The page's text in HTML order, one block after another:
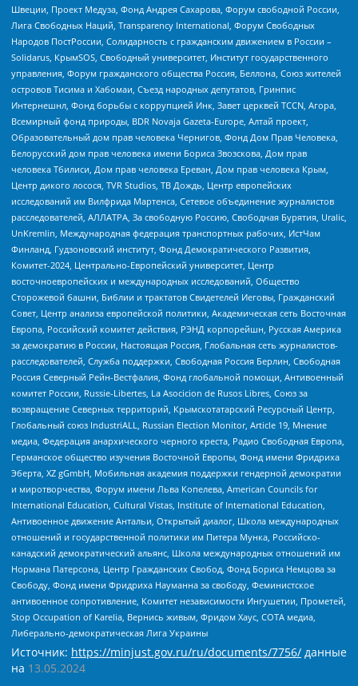
Швеции, Проект Медуза, Фонд Андрея Сахарова, Форум свободной России,
Лига Свободных Наций, Transparеncy International, Форум Свободных
Народов ПостРоссии, Солидарность с гражданским движением в России –
Solidarus, КрымSOS, Свободный университет, Институт государственного
управления, Форум гражданского общества Россия, Беллона, Союз жителей
островов Тисима и Хабомаи, Съезд народных депутатов, Гринпис
Интернешнл, Фонд борьбы с коррупцией Инк, Завет церквей TCCN, Агора,
Всемирный фонд природы, BDR Novaja Gazeta-Europe, Алтай проект,
Образовательный дом прав человека Чернигов, Фонд Дом Прав Человека,
Белорусский дом прав человека имени Бориса Звозскова, Дом прав
человека Тбилиси, Дом прав человека Ереван, Дом прав человека Крым,
Центр дикого лосося, TVR Studios, ТВ Дождь, Центр европейских
исследований им Вилфрида Мартенса, Сетевое объединение журналистов
расследователей, АЛЛАТРА, За свободную Россию, Свободная Бурятия, Uralic,
UnKremlin, Международная федерация транспортных рабочих, ИстЧам
Финланд, Гудзоновский институт, Фонд Демократического Развития,
Комитет-2024, Центрально-Европейский университет, Центр
восточноевропейских и международных исследований, Общество
Сторожевой башни, Библии и трактатов Свидетелей Иеговы, Гражданский
Совет, Центр анализа европейской политики, Академическая сеть Восточная
Европа, Российский комитет действия, РЭНД корпорейшн, Русская Америка
за демократию в России, Настоящая Россия, Глобальная сеть журналистов-
расследователей, Служба поддержки, Свободная Россия Берлин, Свободная
Россия Северный Рейн-Вестфалия, Фонд глобальной помощи, Антивоенный
комитет России, Russie-Libertes, La Asocicion de Rusos Libres, Союз за
возвращение Северных территорий, Крымскотатарский Ресурсный Центр,
Глобальный союз IndustriALL, Russian Election Monitor, Article 19, Мнение
медиа, Федерация анархического черного креста, Радио Свободная Европа,
Германское общество изучения Восточной Европы, Фонд имени Фридриха
Эберта, XZ gGmbH, Мобильная академия поддержки гендерной демократии
и миротворчества, Форум имени Льва Копелева, American Councils for
International Education, Cultural Vistas, Institute of International Education,
Антивоенное движение Антальи, Открытый диалог, Школа международных
отношений и государственной политики им Питера Мунка, Российско-
канадский демократический альянс, Школа международных отношений им
Нормана Патерсона, Центр Гражданских Свобод, Фонд Бориса Немцова за
Свободу, Фонд имени Фридриха Науманна за свободу, Феминистское
антивоенное сопротивление, Комитет независимости Ингушетии, Прометей,
Stop Occupation of Karelia, Вернись живым, Фридом Хаус, СОТА медиа,
Либерально-демократическая Лига Украины
Источник: https://minjust.gov.ru/ru/documents/7756/ данные
на 13.05.2024